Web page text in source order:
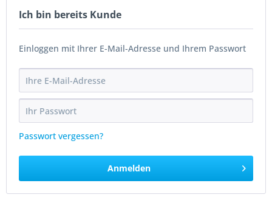
Ich bin bereits Kunde
Einloggen mit Ihrer E-Mail-Adresse und Ihrem Passwort
Passwort vergessen?
Anmelden